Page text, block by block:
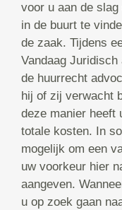
voor u aan de
in de buurt te
de zaak. Tijdens
Vandaag
de huurrecht
hij of zij verwacht
deze manier heeft
totale kosten. In
mogelijk om een
uw voorkeur hier
aangeven.
u op zoek gaan